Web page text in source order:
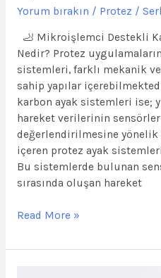
Yorum bırakın / Protez /
🦶 Mikroişlemci Destekli
Nedir? Protez
sistemleri, farklı mekanik
sahip yapılar
karbon ayak sistemleri ise;
hareket verilerinin sensörler
değerlendirilmesine
içeren protez ayak
Bu sistemlerde bulunan
sırasında oluşan hareket
Read More »